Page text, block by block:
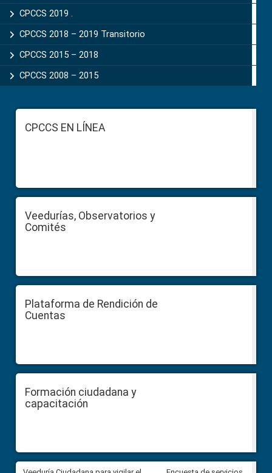
CPCCS 2019 .
CPCCS 2018 – 2019 Transitorio
CPCCS 2015 – 2018
CPCCS 2008 – 2015
FooterCPCCS EN LÍNEA
Veedurías, Observatorios y
Comités
Plataforma de Rendición de
Cuentas
Formación ciudadana y
capacitación